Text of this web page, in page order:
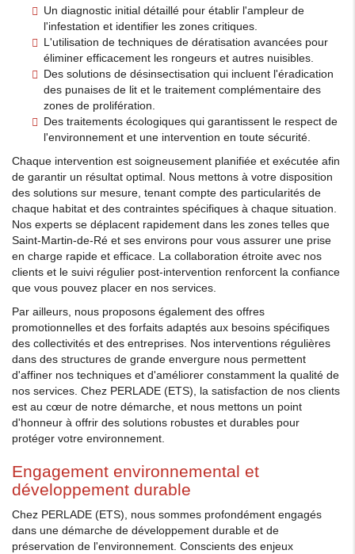
Un diagnostic initial détaillé pour établir l'ampleur de
l'infestation et identifier les zones critiques.
L'utilisation de techniques de dératisation avancées pour
éliminer efficacement les rongeurs et autres nuisibles.
Des solutions de désinsectisation qui incluent l'éradication
des punaises de lit et le traitement complémentaire des
zones de prolifération.
Des traitements écologiques qui garantissent le respect de
l'environnement et une intervention en toute sécurité.
Chaque intervention est soigneusement planifiée et exécutée afin
de garantir un résultat optimal. Nous mettons à votre disposition
des solutions sur mesure, tenant compte des particularités de
chaque habitat et des contraintes spécifiques à chaque situation.
Nos experts se déplacent rapidement dans les zones telles que
Saint-Martin-de-Ré et ses environs pour vous assurer une prise
en charge rapide et efficace. La collaboration étroite avec nos
clients et le suivi régulier post-intervention renforcent la confiance
que vous pouvez placer en nos services.
Par ailleurs, nous proposons également des offres
promotionnelles et des forfaits adaptés aux besoins spécifiques
des collectivités et des entreprises. Nos interventions régulières
dans des structures de grande envergure nous permettent
d'affiner nos techniques et d'améliorer constamment la qualité de
nos services. Chez PERLADE (ETS), la satisfaction de nos clients
est au cœur de notre démarche, et nous mettons un point
d'honneur à offrir des solutions robustes et durables pour
protéger votre environnement.
Engagement environnemental et
développement durable
Chez PERLADE (ETS), nous sommes profondément engagés
dans une démarche de développement durable et de
préservation de l'environnement. Conscients des enjeux